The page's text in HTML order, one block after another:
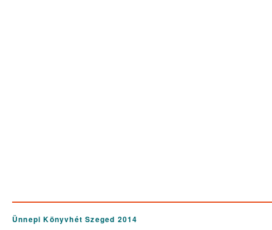
Ünnepi Könyvhét Szeged 2014